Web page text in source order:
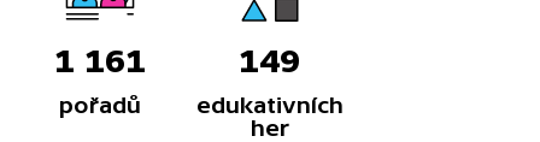
1 161
pořadů
149
edukativních
her